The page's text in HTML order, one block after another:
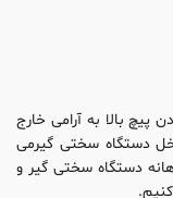
بالا به آرامی خارج
دستگاه سختی گیرمی
دستگاه سختی گیر و